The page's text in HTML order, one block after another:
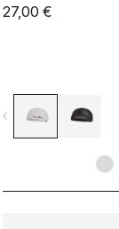
27,00 €